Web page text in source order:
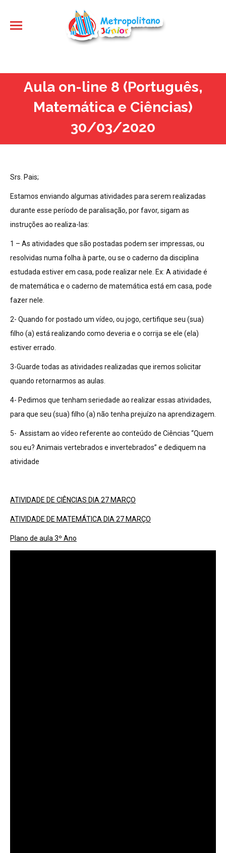
Aula on-line 8 (Português,
Matemática e Ciências)
30/03/2020
Srs. Pais;
Estamos enviando algumas atividades para serem realizadas
durante esse período de paralisação, por favor, sigam as
instruções ao realiza-las:
1 – As atividades que são postadas podem ser impressas, ou
resolvidas numa folha à parte, ou se o caderno da disciplina
estudada estiver em casa, pode realizar nele. Ex: A atividade é
de matemática e o caderno de matemática está em casa, pode
fazer nele.
2- Quando for postado um vídeo, ou jogo, certifique seu (sua)
filho (a) está realizando como deveria e o corrija se ele (ela)
estiver errado.
3-Guarde todas as atividades realizadas que iremos solicitar
quando retornarmos as aulas.
4- Pedimos que tenham seriedade ao realizar essas atividades,
para que seu (sua) filho (a) não tenha prejuízo na aprendizagem.
5- Assistam ao vídeo referente ao conteúdo de Ciências “Quem
sou eu? Animais vertebrados e invertebrados” e dediquem na
atividade
ATIVIDADE DE CIÊNCIAS DIA 27 MARÇO
ATIVIDADE DE MATEMÁTICA DIA 27 MARÇO
Plano de aula 3º Ano